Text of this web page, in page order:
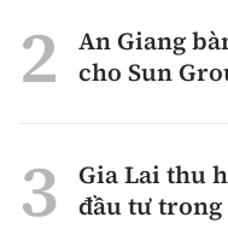
An Giang
cho Sun
Gia Lai thu
đầu tư trong